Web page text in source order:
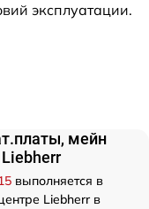
эксплуатации.
мейн
выполняется в
Liebherr в